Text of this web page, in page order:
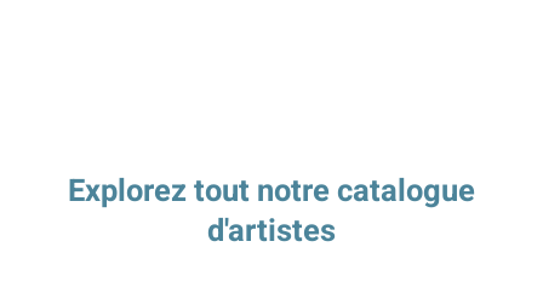
Explorez tout notre catalogue
d'artistes